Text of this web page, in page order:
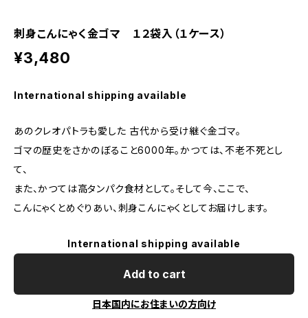
刺身こんにゃく金ゴマ １２袋入（１ケース）
¥3,480
International shipping available
あのクレオパトラも愛した 古代から受け継ぐ金ゴマ。
ゴマの歴史をさかのぼること6000年。かつては、不老不死とし
て、
また、かつては高タンパク食材として。そして今、ここで、
こんにゃくとめぐりあい、刺身こんにゃくとしてお届けします。
International shipping available
Add to cart
日本国内にお住まいの方向け